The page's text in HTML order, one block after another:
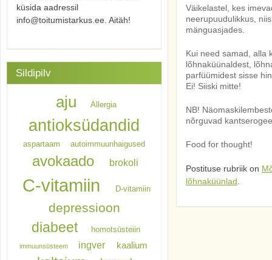
Väikelastel, kes
neerupuudulikkus,
mänguasjades.
Kui need samad, alla
lõhnaküünaldest,
parfüümidest sisse
Ei! Siiski mitte!
NB!
nõrguvad
Food for thought!
Postituse rubriik on
lõhnaküünlad.
küsida aadressil
info@toitumistarkus.ee. Aitäh!
Sildipilv
aju Allergia
antioksüdandid
aspartaam autoimmuunhaigused
avokaado brokoli
C-vitamiin D-vitamiin
depressioon
diabeet homotsüsteiin
immuunsüsteem ingver kaalium